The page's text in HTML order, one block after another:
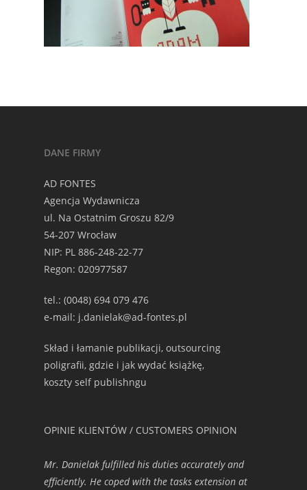
DANE FIRMY
AD FONTES
Agencja Wydawnicza
ul. Na Ostatnim Groszu 82/9
54-207 Wrocław
NIP: PL 886-248-22-77
Regon: 020977587
tel.: (0048) 694 079 476
e-mail: j.danielak@ad-fontes.pl
Skład i łamanie publikacji, outsourcing
poligrafii, gdzie i jak wydać książkę,
koszty self publishngu
OPINIE KLIENTÓW / CUSTOMERS OPINION
Mr. Danielak fulfilled his duties accurately and
efficiently. He coped with the tasks extension at